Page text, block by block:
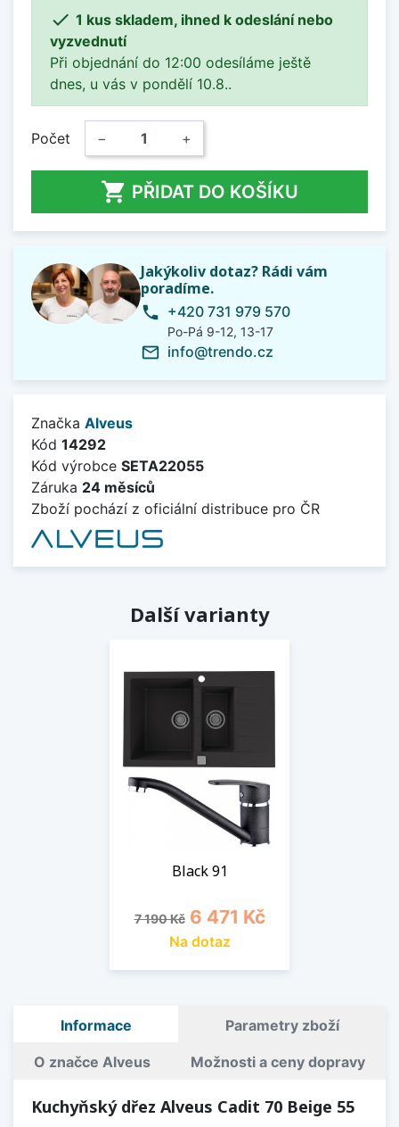
 1 kus skladem, ihned k odeslání nebo
vyzvednutí
Při objednání do 12:00 odesíláme ještě
dnes, u vás v pondělí 10.8..
Počet − +
 PŘIDAT DO KOŠÍKU
Jakýkoliv dotaz? Rádi vám
poradíme.
phone +420 731 979 570
Po-Pá 9-12, 13-17
mail_outline info@trendo.cz
Značka Alveus
Kód 14292
Kód výrobce SETA22055
Záruka 24 měsíců
Zboží pochází z oficiální distribuce pro ČR
Další varianty
Black 91
Běžná cena
7 190 Kč Cena
6 471 Kč
Na dotaz
Informace Parametry zboží
O značce Alveus Možnosti a ceny dopravy
Kuchyňský dřez Alveus Cadit 70 Beige 55